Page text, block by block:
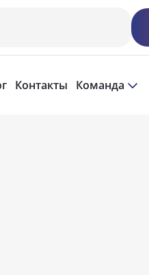
Контакты Команда